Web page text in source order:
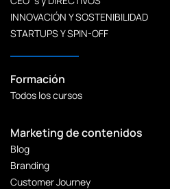
INNOVACIÓN Y SOSTENIBILIDAD
STARTUPS Y SPIN-OFF
Formación
Todos los cursos
Marketing de contenidos
Blog
Branding
Customer Journey